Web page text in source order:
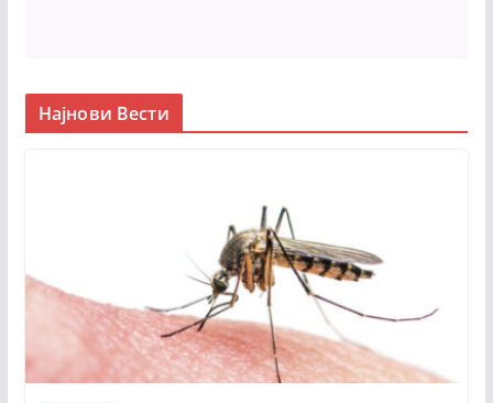
Најнови Вести